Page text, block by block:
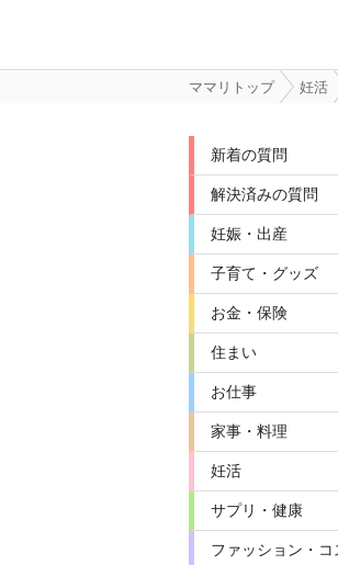
ママリトップ 妊活
新着の質問
解決済みの質問
妊娠・出産
子育て・グッズ
お金・保険
住まい
お仕事
家事・料理
妊活
サプリ・健康
ファッション・コ